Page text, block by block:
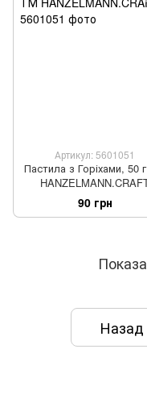
Артикул: 5601051
Пастила з Горіхами, 50
90 грн
Назад